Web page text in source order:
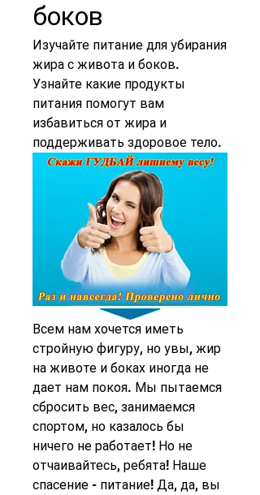
боков
Изучайте питание для убирания
жира с живота и боков.
Узнайте какие продукты
питания помогут вам
избавиться от жира и
поддерживать здоровое тело.
Всем нам хочется иметь
стройную фигуру, но увы, жир
на животе и боках иногда не
дает нам покоя. Мы пытаемся
сбросить вес, занимаемся
спортом, но казалось бы
ничего не работает! Но не
отчаивайтесь, ребята! Наше
спасение - питание! Да, да, вы